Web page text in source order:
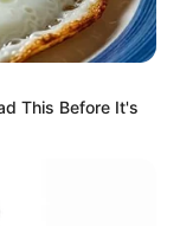
This Before It's